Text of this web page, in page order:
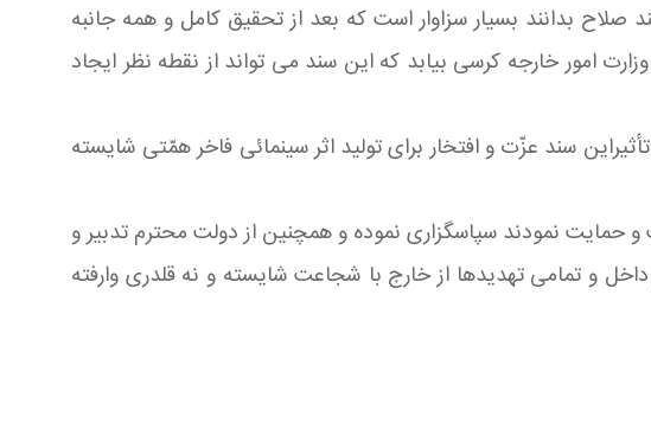
بدانند بسیار سزاوار است که بعد از تحقیق کامل و همه جانبه
امور خارجه کرسى بیابد که این سند می تواند از نقطه نظر ایجاد
سند عزّت و افتخار براى تولید اثر سینمائى فاخر همّتى شایسته
حمایت نمودند سپاسگزارى نموده و همچنین از دولت محترم تدبیر و
و تمامی تهدیدها از خارج با شجاعت شایسته و نه قلدرى وارفته